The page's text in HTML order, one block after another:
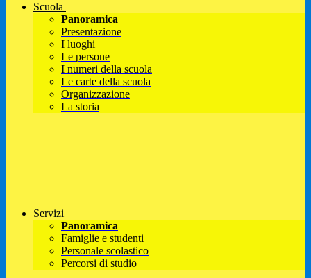
Scuola
Panoramica
Presentazione
I luoghi
Le persone
I numeri della scuola
Le carte della scuola
Organizzazione
La storia
Servizi
Panoramica
Famiglie e studenti
Personale scolastico
Percorsi di studio